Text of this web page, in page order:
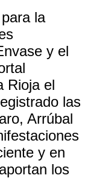
la
y el
Rioja el
las
Arrúbal
y en
los